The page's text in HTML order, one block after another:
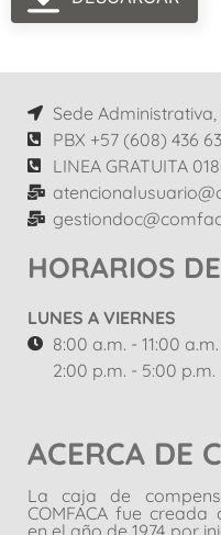
Sede Administrativa,
PBX +57 (608) 436
LINEA GRATUITA
HORARIOS
LUNES A VIERNES
8:00 a.m. - 11:00 a.m.
2:00 p.m. - 5:00 p.m.
ACERCA DE
La caja de
COMFACA fue
en el año de 1974 por